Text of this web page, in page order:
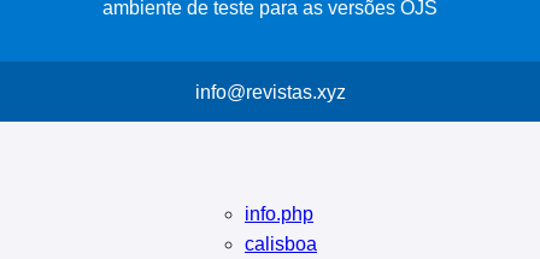
ambiente de teste para as versões OJS
info@revistas.xyz
info.php
calisboa